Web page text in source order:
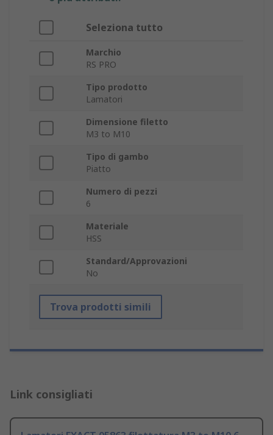
Seleziona tutto
Marchio
RS PRO
Tipo prodotto
Lamatori
Dimensione filetto
M3 to M10
Tipo di gambo
Piatto
Numero di pezzi
6
Materiale
HSS
Standard/Approvazioni
No
Trova prodotti simili
Link consigliati